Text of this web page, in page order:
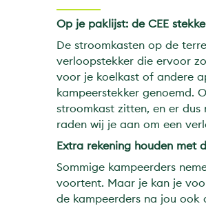
Op je paklijst: de CEE
De stroomkasten op de
verloopstekker die ervoor
voor je koelkast of andere
kampeerstekker genoemd.
stroomkast zitten, en er dus
raden wij je aan om een
Extra rekening houden met
Sommige kampeerders
voortent. Maar je kan je
de kampeerders na jou ook